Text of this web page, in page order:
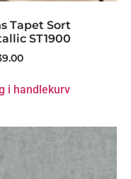
Tapet Sort
ST1900
i handlekurv